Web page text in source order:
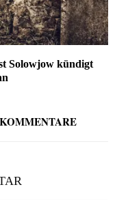
Solowjow kündigt